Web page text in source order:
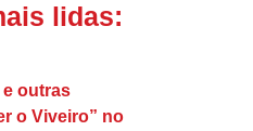
lidas:
e outras
o Viveiro” no